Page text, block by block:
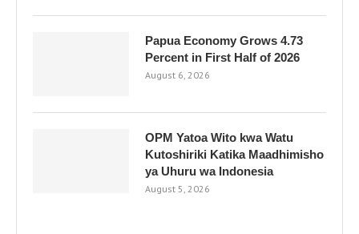
Papua Economy Grows 4.73
Percent in First Half of 2026
August 6, 2026
OPM Yatoa Wito kwa Watu
Kutoshiriki Katika Maadhimisho
ya Uhuru wa Indonesia
August 5, 2026